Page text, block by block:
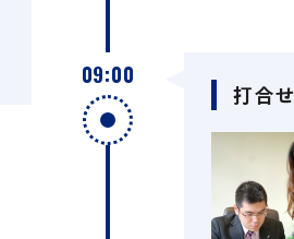
09:00
打合せ